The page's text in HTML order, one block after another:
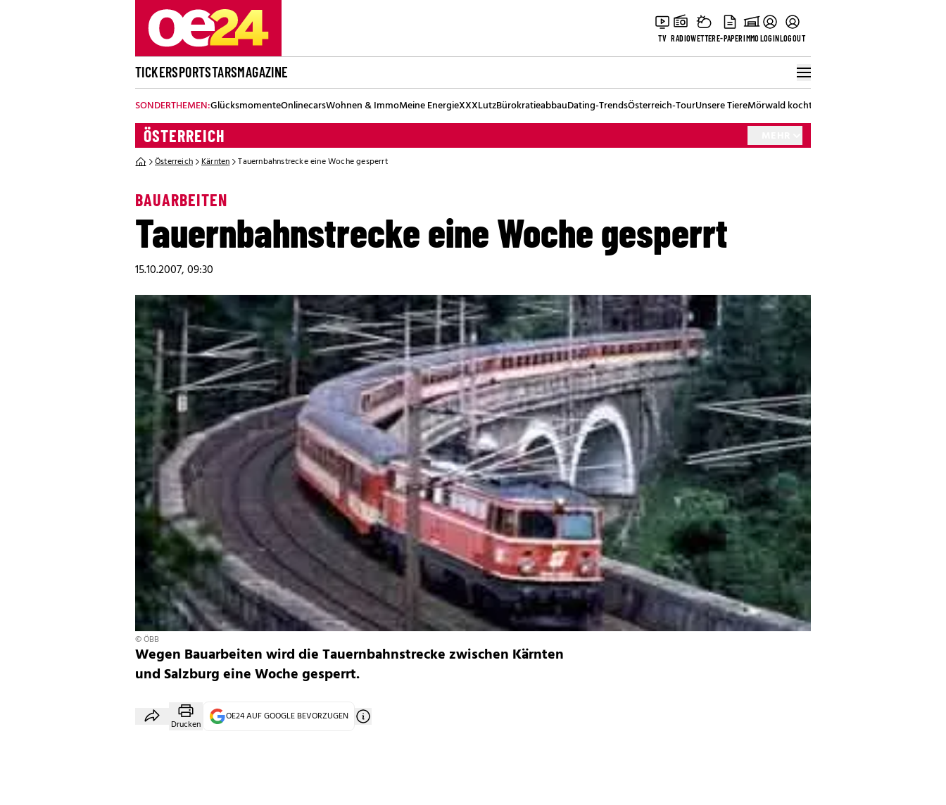
TV RADIOWETTERE-PAPERIMMOLOGINLOGOUT
TICKERSPORTSTARSMAGAZINE
SONDERTHEMEN:GlücksmomenteOnlinecarsWohnen & ImmoMeine EnergieXXXLutzBürokratieabbauDating-TrendsÖsterreich-TourUnsere TiereMörwald kocht
ÖSTERREICH
Österreich Kärnten Tauernbahnstrecke eine Woche gesperrt
BAUARBEITEN
Tauernbahnstrecke eine Woche gesperrt
15.10.2007, 09:30
© ÖBB
Wegen Bauarbeiten wird die Tauernbahnstrecke zwischen Kärnten
und Salzburg eine Woche gesperrt.
Drucken
OE24 AUF GOOGLE BEVORZUGEN